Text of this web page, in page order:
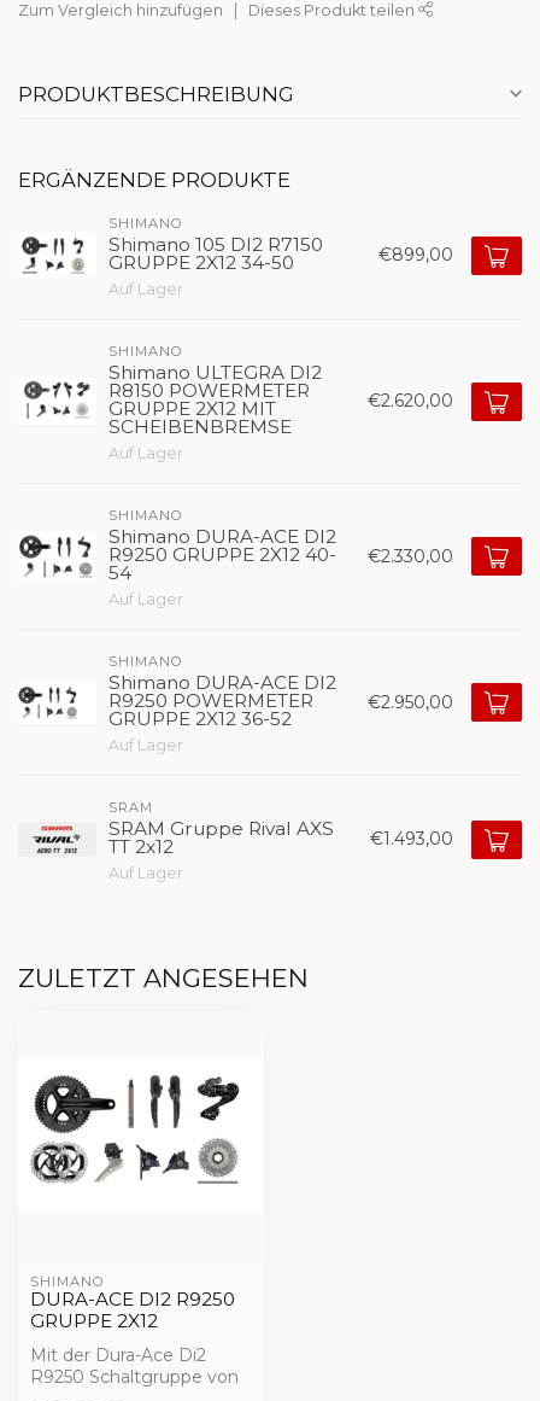
Zum Vergleich hinzufügen Dieses Produkt teilen
PRODUKTBESCHREIBUNG
ERGÄNZENDE PRODUKTE
SHIMANO
Shimano 105 DI2 R7150
GRUPPE 2X12 34-50
Auf Lager
€899,00
SHIMANO
Shimano ULTEGRA DI2
R8150 POWERMETER
GRUPPE 2X12 MIT
SCHEIBENBREMSE
Auf Lager
€2.620,00
SHIMANO
Shimano DURA-ACE DI2
R9250 GRUPPE 2X12 40-
54
Auf Lager
€2.330,00
SHIMANO
Shimano DURA-ACE DI2
R9250 POWERMETER
GRUPPE 2X12 36-52
Auf Lager
€2.950,00
SRAM
SRAM Gruppe Rival AXS
TT 2x12
Auf Lager
€1.493,00
ZULETZT ANGESEHEN
SHIMANO
DURA-ACE DI2 R9250
GRUPPE 2X12
Mit der Dura-Ace Di2
R9250 Schaltgruppe von